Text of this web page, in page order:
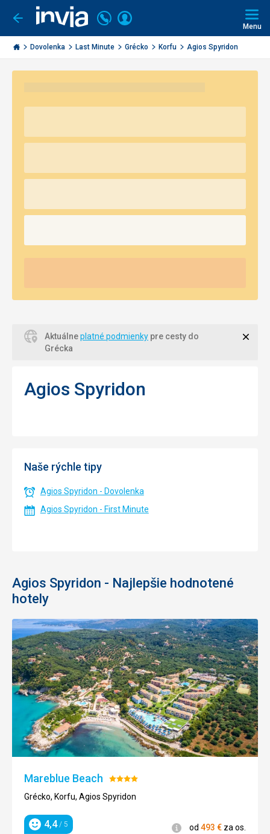
Ísť
späť
Invia.sk
Volajte
+421
2
3221
Prihlásiť
Menu
Dovolenka Last Minute Grécko Korfu Agios Spyridon
Aktuálneplatné podmienky pre cesty do
Grécka
Agios Spyridon
Naše rýchle tipy
Agios Spyridon - Dovolenka
Agios Spyridon - First Minute
Agios Spyridon - Najlepšie hodnotené
hotely
Mareblue Beach Hodnotenie:
4/5
Grécko, Korfu, Agios Spyridon
Hodnotenie
4,4/ 5 Informácie
od 493 € za os.